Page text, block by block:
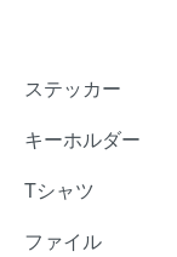
ステッカー
キーホルダー
Tシャツ
ファイル